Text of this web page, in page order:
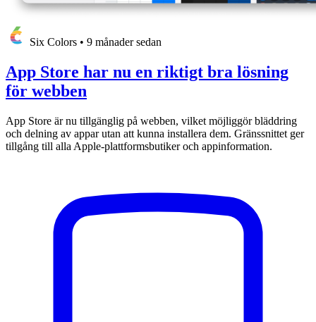
Six Colors • 9 månader sedan
App Store har nu en riktigt bra lösning
för webben
App Store är nu tillgänglig på webben, vilket möjliggör bläddring
och delning av appar utan att kunna installera dem. Gränssnittet ger
tillgång till alla Apple-plattformsbutiker och appinformation.